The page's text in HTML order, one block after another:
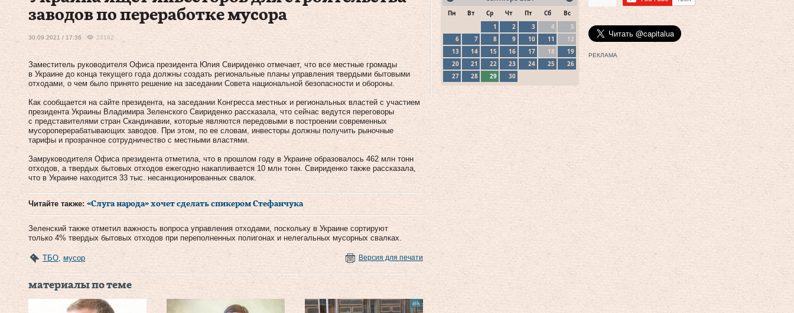
заводов по переработке мусора
30.09.2021 / 17:36 23162
Заместитель руководителя Офиса президента Юлия Свириденко отмечает, что все местные громады
в Украине до конца текущего года должны создать региональные планы управления твердыми бытовыми
отходами, о чем было принято решение на заседании Совета национальной безопасности и обороны.
Как сообщается на сайте президента, на заседании Конгресса местных и региональных властей с участием
президента Украины Владимира Зеленского Свириденко рассказала, что сейчас ведутся переговоры
с представителями стран Скандинавии, которые являются передовыми в построении современных
мусороперерабатывающих заводов. При этом, по ее словам, инвесторы должны получить рыночные
тарифы и прозрачное сотрудничество с местными властями.
Замруководителя Офиса президента отметила, что в прошлом году в Украине образовалось 462 млн тонн
отходов, а твердых бытовых отходов ежегодно накапливается 10 млн тонн. Свириденко также рассказала,
что в Украине находится 33 тыс. несанкционированных свалок.
Читайте также: «Слуга народа» хочет сделать спикером Стефанчука
Зеленский также отметил важность вопроса управления отходами, поскольку в Украине сортируют
только 4% твердых бытовых отходов при переполненных полигонах и нелегальных мусорных свалках.
ТБО, мусор Версия для печати
материалы по теме
Пн Вт Ср Чт Пт Сб
Вс
1
2 3 4
5
6
7 8 9 10 11
12
13
14 15 16 17 18
19
20
21 22 23 24 25
26
27
28 29 30
РЕКЛАМА